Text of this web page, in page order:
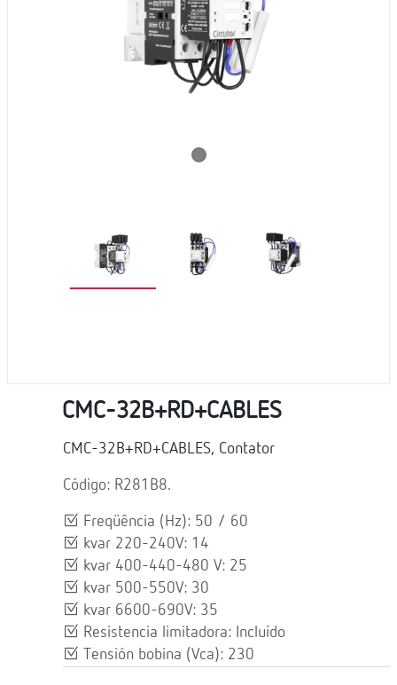
CMC-32B+RD+CABLES
CMC-32B+RD+CABLES, Contator
Código: R281B8.
Freqüência (Hz): 50 / 60
kvar 220-240V: 14
kvar 400-440-480 V: 25
kvar 500-550V: 30
kvar 6600-690V: 35
Resistencia limitadora: Incluído
Tensión bobina (Vca): 230